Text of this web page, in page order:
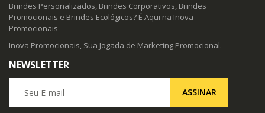
Brindes Personalizados, Brindes Corporativos, Brindes
Promocionais e Brindes Ecológicos? É Aqui na Inova
Promocionais
Inova Promocionais, Sua Jogada de Marketing Promocional.
NEWSLETTER
ASSINAR